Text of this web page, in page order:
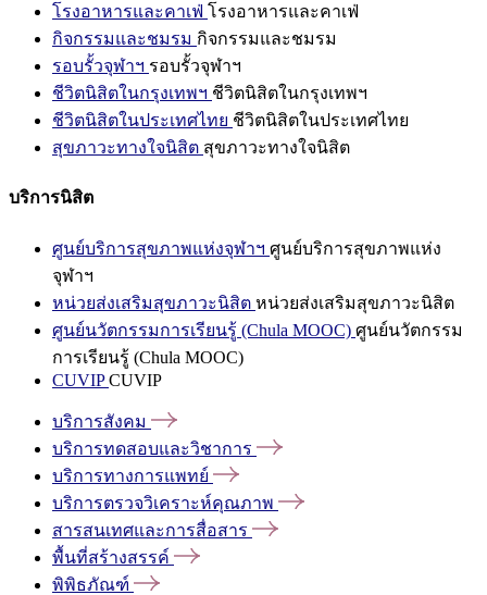
โรงอาหารและคาเฟ่ โรงอาหารและคาเฟ่
กิจกรรมและชมรม กิจกรรมและชมรม
รอบรั้วจุฬาฯ รอบรั้วจุฬาฯ
ชีวิตนิสิตในกรุงเทพฯ ชีวิตนิสิตในกรุงเทพฯ
ชีวิตนิสิตในประเทศไทย ชีวิตนิสิตในประเทศไทย
สุขภาวะทางใจนิสิต สุขภาวะทางใจนิสิต
บริการนิสิต
ศูนย์บริการสุขภาพแห่งจุฬาฯ ศูนย์บริการสุขภาพแห่ง
จุฬาฯ
หน่วยส่งเสริมสุขภาวะนิสิต หน่วยส่งเสริมสุขภาวะนิสิต
ศูนย์นวัตกรรมการเรียนรู้ (Chula MOOC) ศูนย์นวัตกรรม
การเรียนรู้ (Chula MOOC)
CUVIPCUVIP
บริการสังคม
บริการทดสอบและวิชาการ
บริการทางการแพทย์
บริการตรวจวิเคราะห์คุณภาพ
สารสนเทศและการสื่อสาร
พื้นที่สร้างสรรค์
พิพิธภัณฑ์